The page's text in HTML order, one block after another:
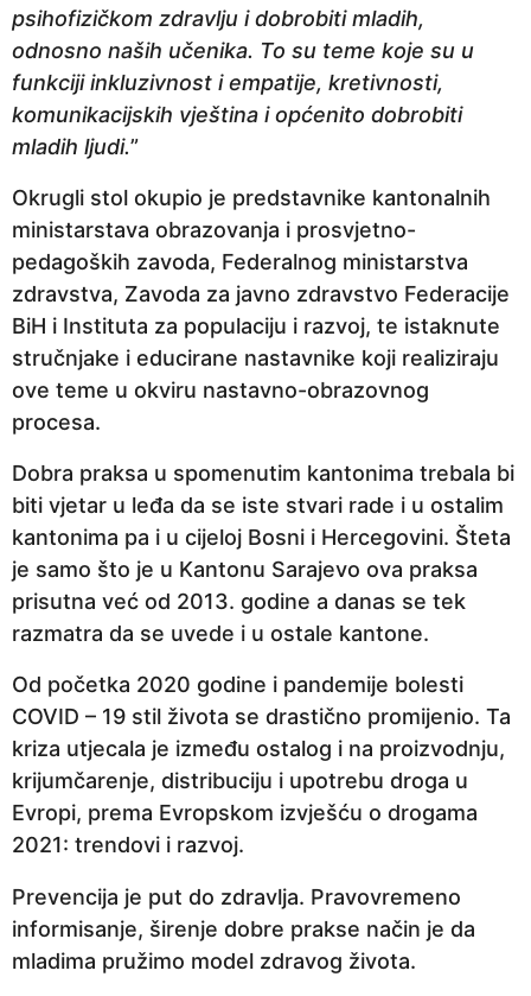
psihofizičkom zdravlju i dobrobiti mladih,
odnosno naših učenika. To su teme koje su u
funkciji inkluzivnost i empatije, kretivnosti,
komunikacijskih vještina i općenito dobrobiti
mladih ljudi.”
Okrugli stol okupio je predstavnike kantonalnih
ministarstava obrazovanja i prosvjetno-
pedagoških zavoda, Federalnog ministarstva
zdravstva, Zavoda za javno zdravstvo Federacije
BiH i Instituta za populaciju i razvoj, te istaknute
stručnjake i educirane nastavnike koji realiziraju
ove teme u okviru nastavno-obrazovnog
procesa.
Dobra praksa u spomenutim kantonima trebala bi
biti vjetar u leđa da se iste stvari rade i u ostalim
kantonima pa i u cijeloj Bosni i Hercegovini. Šteta
je samo što je u Kantonu Sarajevo ova praksa
prisutna već od 2013. godine a danas se tek
razmatra da se uvede i u ostale kantone.
Od početka 2020 godine i pandemije bolesti
COVID – 19 stil života se drastično promijenio. Ta
kriza utjecala je između ostalog i na proizvodnju,
krijumčarenje, distribuciju i upotrebu droga u
Evropi, prema Evropskom izvješću o drogama
2021: trendovi i razvoj.
Prevencija je put do zdravlja. Pravovremeno
informisanje, širenje dobre prakse način je da
mladima pružimo model zdravog života.